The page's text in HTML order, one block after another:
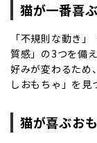
猫が一番喜
「不規則な動き
質感」の3つを備
好みが変わるため
しおもちゃ」を見
猫が喜ぶお